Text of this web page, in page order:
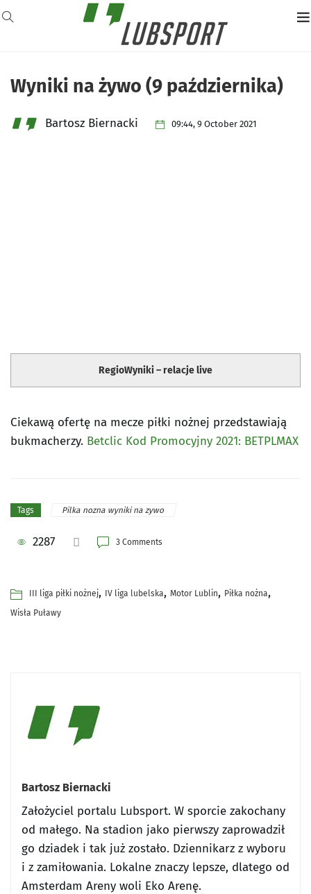
Wyniki na żywo (9 października)
Bartosz Biernacki 09:44, 9 October 2021
RegioWyniki – relacje live
Ciekawą ofertę na mecze piłki nożnej przedstawiają
bukmacherzy. Betclic Kod Promocyjny 2021: BETPLMAX
Tags Pilka nozna wyniki na zywo
2287 3 Comments
III liga piłki nożnej, IV liga lubelska, Motor Lublin, Piłka nożna,
Wisła Puławy
Bartosz Biernacki
Założyciel portalu Lubsport. W sporcie zakochany
od małego. Na stadion jako pierwszy zaprowadził
go dziadek i tak już zostało. Dziennikarz z wyboru
i z zamiłowania. Lokalne znaczy lepsze, dlatego od
Amsterdam Areny woli Eko Arenę.